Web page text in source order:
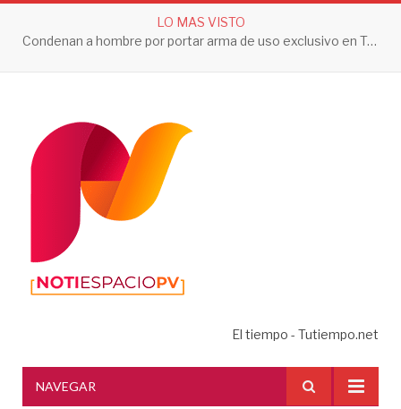
LO MAS VISTO
Condenan a hombre por portar arma de uso exclusivo en Tepic
El tiempo - Tutiempo.net
NAVEGAR